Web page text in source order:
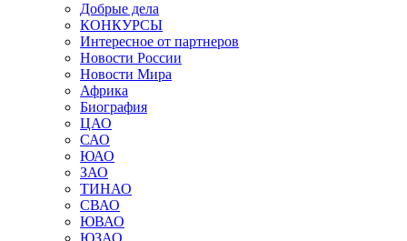
Добрые дела
КОНКУРСЫ
Интересное от партнеров
Новости России
Новости Мира
Африка
Биография
ЦАО
САО
ЮАО
ЗАО
ТИНАО
СВАО
ЮВАО
ЮЗАО